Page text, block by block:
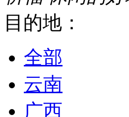
目的地：
全部
云南
广西